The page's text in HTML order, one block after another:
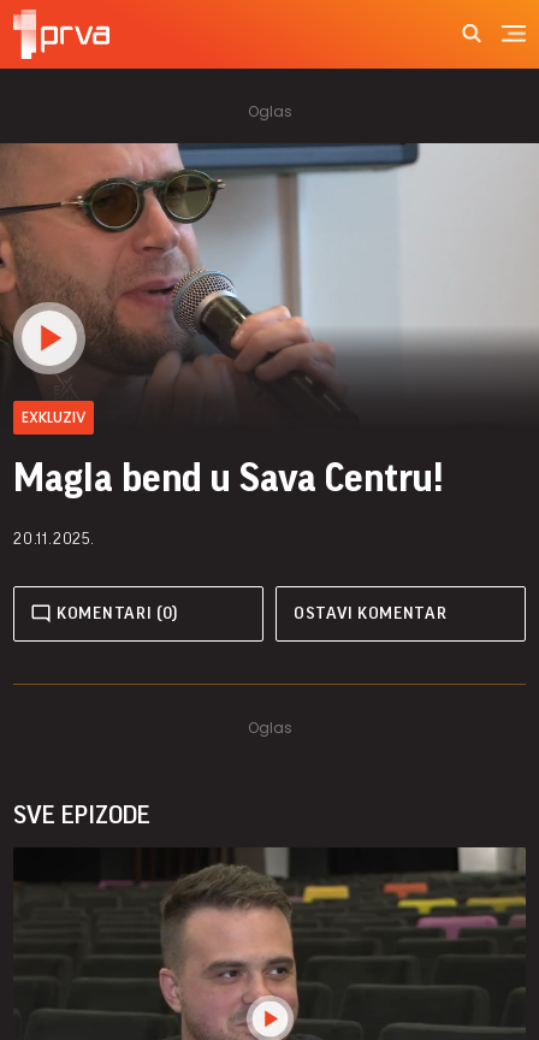
EXKLUZIV
Magla bend u Sava Centru!
20.11.2025.
KOMENTARI (0) OSTAVI KOMENTAR
SVE EPIZODE